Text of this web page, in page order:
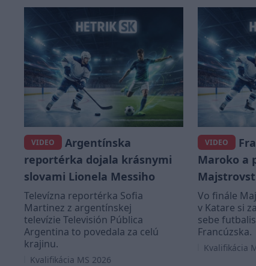
VIDEO
Argentínska
reportérka dojala krásnymi
slovami Lionela Messiho
Televízna reportérka Sofia
Martinez z argentínskej
televízie Televisión Pública
Argentina to povedala za celú
krajinu.
Kvalifikácia MS 2026
VIDEO
Maroko a
Vo finále
v Katare si
sebe
Francúzska.
Kvalifikácia